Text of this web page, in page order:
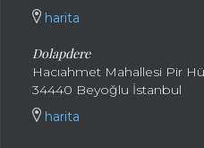
harita
Dolapdere
Hacıahmet Mahallesi Pir
34440 Beyoğlu İstanbul
harita